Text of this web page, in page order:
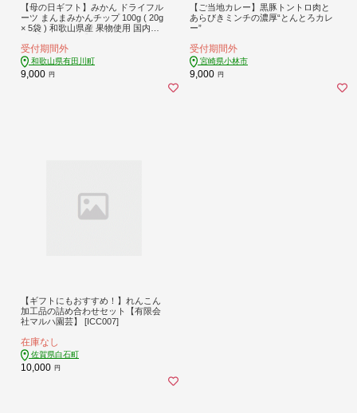
【母の日ギフト】みかん ドライフル
ーツ まんまみかんチップ 100g ( 20g
× 5袋 ) 和歌山県産 果物使用 国内製
受付期間外
和歌山県有田川町
9,000 円
【ご当地カレー】黒豚トントロ肉と
あらびきミンチの濃厚“とんとろカレ
ー”
受付期間外
宮崎県小林市
9,000 円
【ギフトにもおすすめ！】れんこん
加工品の詰め合わせセット【有限会
社マルハ園芸】 [ICC007]
在庫なし
佐賀県白石町
10,000 円